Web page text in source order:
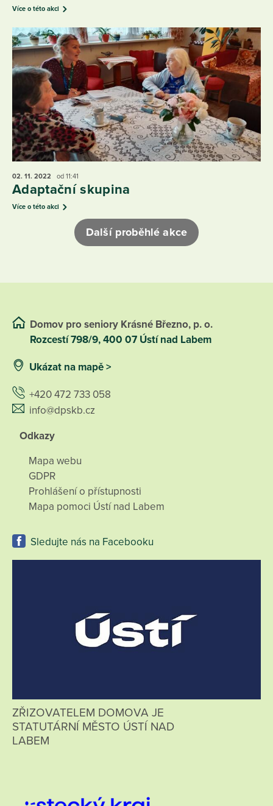
Více o této akci
02. 11. 2022 od 11:41
Adaptační skupina
Více o této akci
Další proběhlé akce
Domov pro seniory Krásné Březno, p. o.
Rozcestí 798/9, 400 07 Ústí nad Labem
Ukázat na mapě >
+420 472 733 058
info@dpskb.cz
Odkazy
Mapa webu
GDPR
Prohlášení o přístupnosti
Mapa pomoci Ústí nad Labem
Sledujte nás na Facebooku
ZŘIZOVATELEM DOMOVA JE
STATUTÁRNÍ MĚSTO ÚSTÍ NAD
LABEM